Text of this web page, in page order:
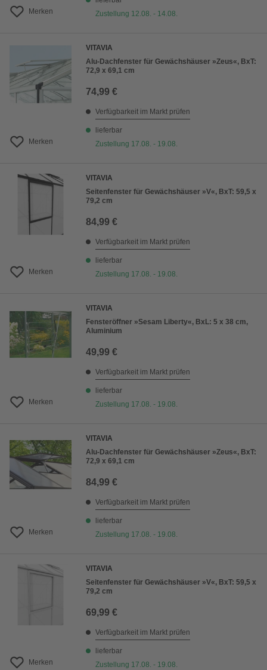
Merken
Zustellung 12.08. - 14.08.
Merken
VITAVIA
Alu-Dachfenster für Gewächshäuser »Zeus«, BxT:
72,9 x 69,1 cm
74,99 €
Verfügbarkeit im Markt prüfen
lieferbar
Zustellung 17.08. - 19.08.
Merken
VITAVIA
Seitenfenster für Gewächshäuser »V«, BxT: 59,5 x
79,2 cm
84,99 €
Verfügbarkeit im Markt prüfen
lieferbar
Zustellung 17.08. - 19.08.
Merken
VITAVIA
Fensteröffner »Sesam Liberty«, BxL: 5 x 38 cm,
Aluminium
49,99 €
Verfügbarkeit im Markt prüfen
lieferbar
Zustellung 17.08. - 19.08.
Merken
VITAVIA
Alu-Dachfenster für Gewächshäuser »Zeus«, BxT:
72,9 x 69,1 cm
84,99 €
Verfügbarkeit im Markt prüfen
lieferbar
Zustellung 17.08. - 19.08.
Merken
VITAVIA
Seitenfenster für Gewächshäuser »V«, BxT: 59,5 x
79,2 cm
69,99 €
Verfügbarkeit im Markt prüfen
lieferbar
Zustellung 17.08. - 19.08.